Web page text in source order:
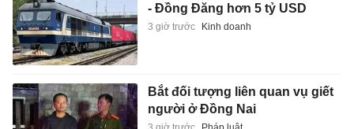
- Đồng Đăng hơn 5 tỷ USD
3 giờ trước Kinh doanh
Bắt đối tượng liên quan vụ giết
người ở Đồng Nai